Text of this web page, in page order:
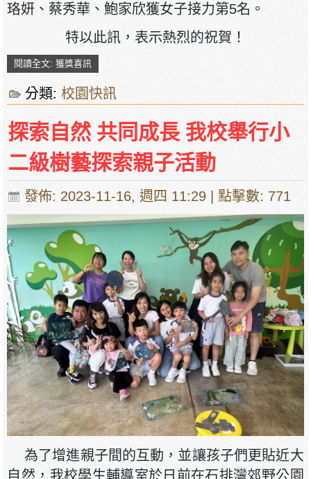
珞妍、蔡秀華、鮑家欣獲女子接力第5名。
特以此訊，表示熱烈的祝賀！
閱讀全文: 獲獎喜訊
分類:校園快訊
探索自然 共同成長 我校舉行小
二級樹藝探索親子活動
發佈: 2023-11-16, 週四 11:29 | 點擊數: 771
為了增進親子間的互動，並讓孩子們更貼近大
自然，我校學生輔導室於日前在石排灣郊野公園